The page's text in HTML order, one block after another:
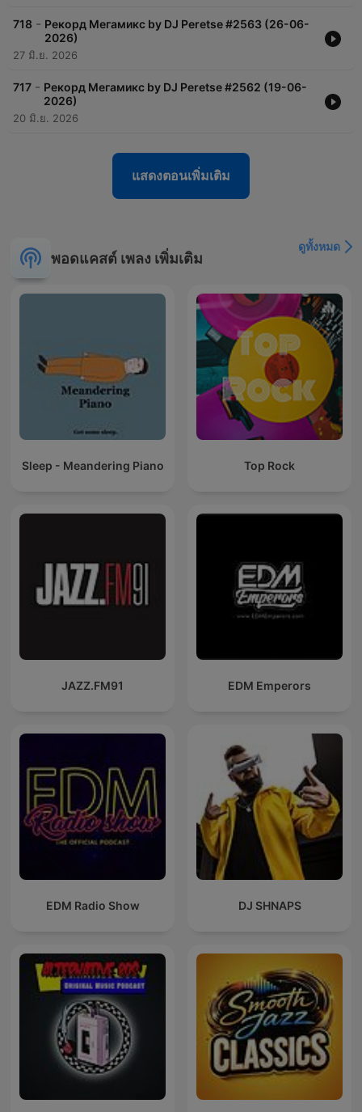
718 - Рекорд Мегамикс by DJ Peretse #2563 (26-06-
2026)
27 มิ.ย. 2026
717 - Рекорд Мегамикс by DJ Peretse #2562 (19-06-
2026)
20 มิ.ย. 2026
แสดงตอนเพิ่มเติม
พอดแคสต์ เพลง เพิ่มเติม
ดูทั้งหมด
Sleep - Meandering Piano Top Rock
JAZZ.FM91 EDM Emperors
EDM Radio Show DJ SHNAPS